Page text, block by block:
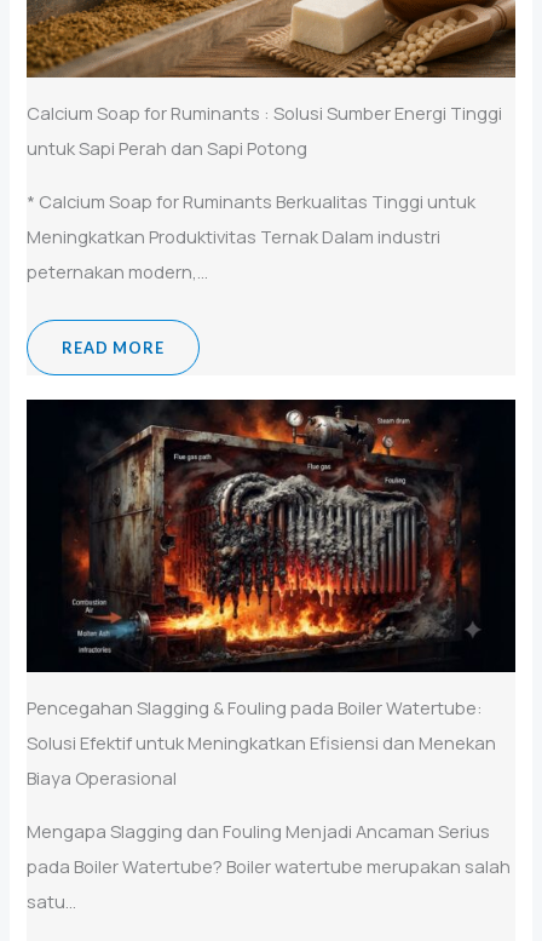
Calcium Soap for Ruminants : Solusi Sumber Energi Tinggi
untuk Sapi Perah dan Sapi Potong
* Calcium Soap for Ruminants Berkualitas Tinggi untuk
Meningkatkan Produktivitas Ternak Dalam industri
peternakan modern,...
READ MORE
Pencegahan Slagging & Fouling pada Boiler Watertube:
Solusi Efektif untuk Meningkatkan Efisiensi dan Menekan
Biaya Operasional
Mengapa Slagging dan Fouling Menjadi Ancaman Serius
pada Boiler Watertube? Boiler watertube merupakan salah
satu...